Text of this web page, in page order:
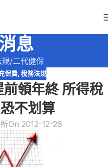
息
規 二代健保
保費, 稅務法規
領年終 所得稅
不划算
On 2012-12-26